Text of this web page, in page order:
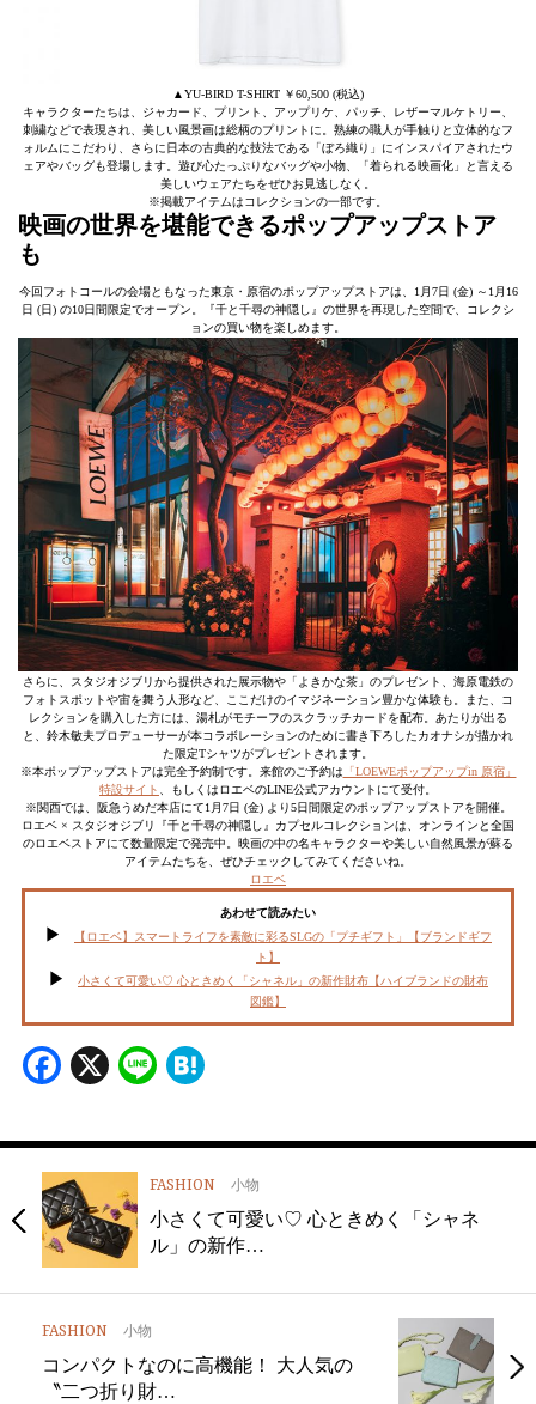
▲YU-BIRD T-SHIRT ￥60,500 (税込)
キャラクターたちは、ジャカード、プリント、アップリケ、パッチ、レザーマルケトリー、
刺繍などで表現され、美しい⾵景画は総柄のプリントに。熟練の職⼈が⼿触りと⽴体的なフ
ォルムにこだわり、さらに⽇本の古典的な技法である「ぼろ織り」にインスパイアされたウ
ェアやバッグも登場します。遊び心たっぷりなバッグや小物、「着られる映画化」と言える
美しいウェアたちをぜひお見逃しなく。
※掲載アイテムはコレクションの一部です。
映画の世界を堪能できるポップアップストア
も
今回フォトコールの会場ともなった東京・原宿のポップアップストアは、1⽉7⽇ (⾦) ～1⽉16
⽇ (⽇) の10⽇間限定でオープン。『千と千尋の神隠し』の世界を再現した空間で、コレクシ
ョンの買い物を楽しめます。
さらに、スタジオジブリから提供された展⽰物や「よきかな茶」のプレゼント、海原電鉄の
フォトスポットや宙を舞う⼈形など、ここだけのイマジネーション豊かな体験も。また、コ
レクションを購⼊した方には、湯札がモチーフのスクラッチカードを配布。あたりが出る
と、鈴⽊敏夫プロデューサーが本コラボレーションのために書き下ろしたカオナシが描かれ
た限定Tシャツがプレゼントされます。
※本ポップアップストアは完全予約制です。来館のご予約は 「LOEWEポップアップin 原宿」
特設サイト
、もしくはロエベのLINE公式アカウントにて受付。
※関⻄では、阪急うめだ本店にて1⽉7⽇ (⾦) より5⽇間限定のポップアップストアを開催。
ロエベ × スタジオジブリ『千と千尋の神隠し』カプセルコレクションは、オンラインと全国
のロエベストアにて数量限定で発売中。映画の中の名キャラクターや美しい⾃然⾵景が蘇る
アイテムたちを、ぜひチェックしてみてくださいね。
ロエベ
あわせて読みたい
【ロエベ】スマートライフを素敵に彩るSLGの「プチギフト」【ブランドギフ
ト】
小さくて可愛い♡ 心ときめく「シャネル」の新作財布【ハイブランドの財布
図鑑】
Facebook
X Line
FASHION 小物
小さくて可愛い♡ 心ときめく「シャネ
ル」の新作…
FASHION 小物
コンパクトなのに高機能！ 大人気の
〝二つ折り財…